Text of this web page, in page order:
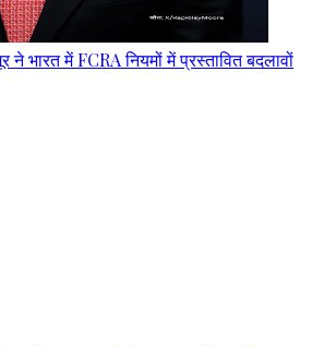
ने भारत में FCRA नियमों में प्रस्तावित बदलावों